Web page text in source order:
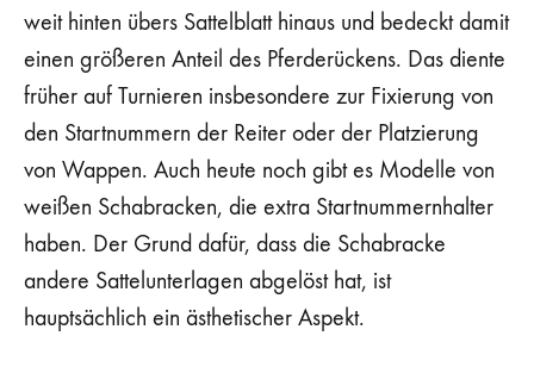
weit hinten übers Sattelblatt hinaus und bedeckt damit
einen größeren Anteil des Pferderückens. Das diente
früher auf Turnieren insbesondere zur Fixierung von
den Startnummern der Reiter oder der Platzierung
von Wappen. Auch heute noch gibt es Modelle von
weißen Schabracken, die extra Startnummernhalter
haben. Der Grund dafür, dass die Schabracke
andere Sattelunterlagen abgelöst hat, ist
hauptsächlich ein ästhetischer Aspekt.